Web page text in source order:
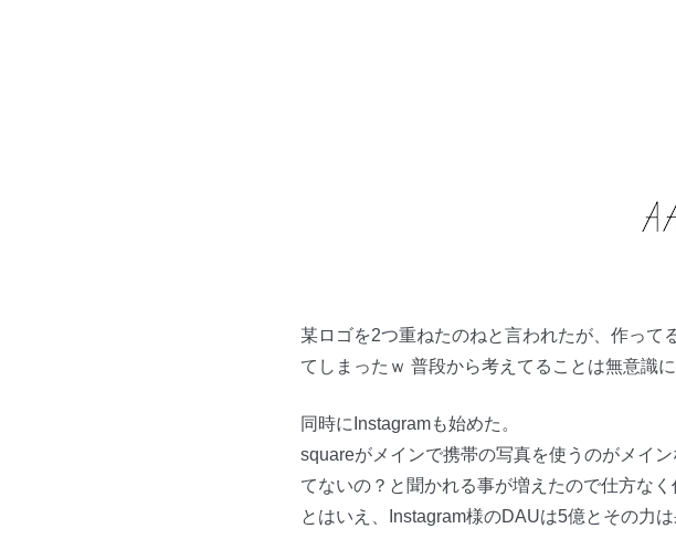
某ロゴを2つ重ねたのねと言われたが、作って
てしまったｗ 普段から考えてることは無意識
同時にInstagramも始めた。
squareがメインで携帯の写真を使うのがメイ
てないの？と聞かれる事が増えたので仕方なく
とはいえ、Instagram様のDAUは5億とその力